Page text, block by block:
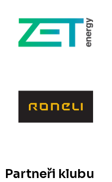
Partneři klubu